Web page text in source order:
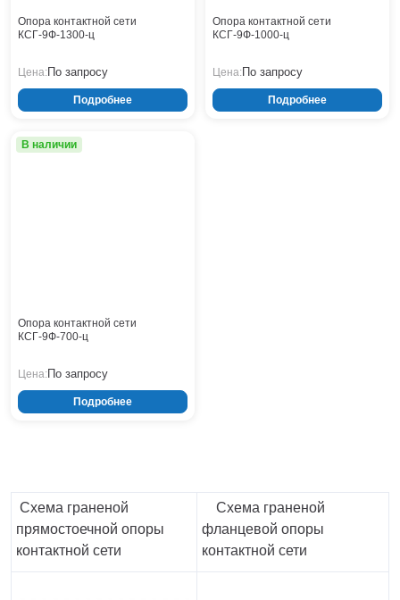
Опора контактной сети
КСГ-9Ф-1300-ц
Цена:По запросу
Подробнее
Опора контактной сети
КСГ-9Ф-1000-ц
Цена:По запросу
Подробнее
В наличии
Опора контактной сети
КСГ-9Ф-700-ц
Цена:По запросу
Подробнее
Схема граненой
прямостоечной опоры
контактной сети
Схема граненой
фланцевой опоры
контактной сети